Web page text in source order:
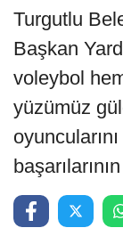
Turgutlu
Başkan
voleybol
yüzümüz